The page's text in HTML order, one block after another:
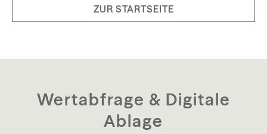
ZUR STARTSEITE
Wertabfrage & Digitale
Ablage